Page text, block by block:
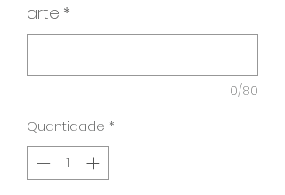
arte *
0/80
Quantidade *